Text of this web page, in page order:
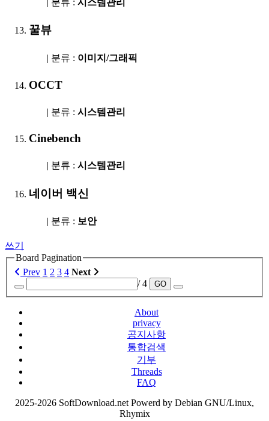
꿀뷰
| 분류 : 이미지/그래픽
OCCT
| 분류 : 시스템관리
Cinebench
| 분류 : 시스템관리
네이버 백신
| 분류 : 보안
쓰기
Board Pagination
Prev 1 2 3 4 Next
/ 4
GO
About
privacy
공지사항
통합검색
기부
Threads
FAQ
2025-2026 SoftDownload.net Powerd by Debian GNU/Linux,
Rhymix